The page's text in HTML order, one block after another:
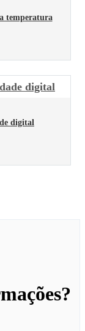
temperatura
digital